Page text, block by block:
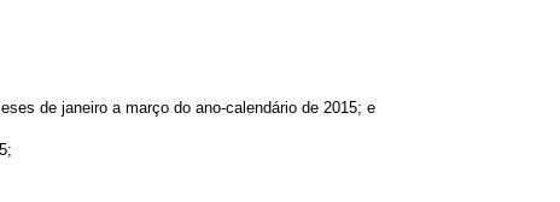
de janeiro a março do ano-calendário de 2015; e